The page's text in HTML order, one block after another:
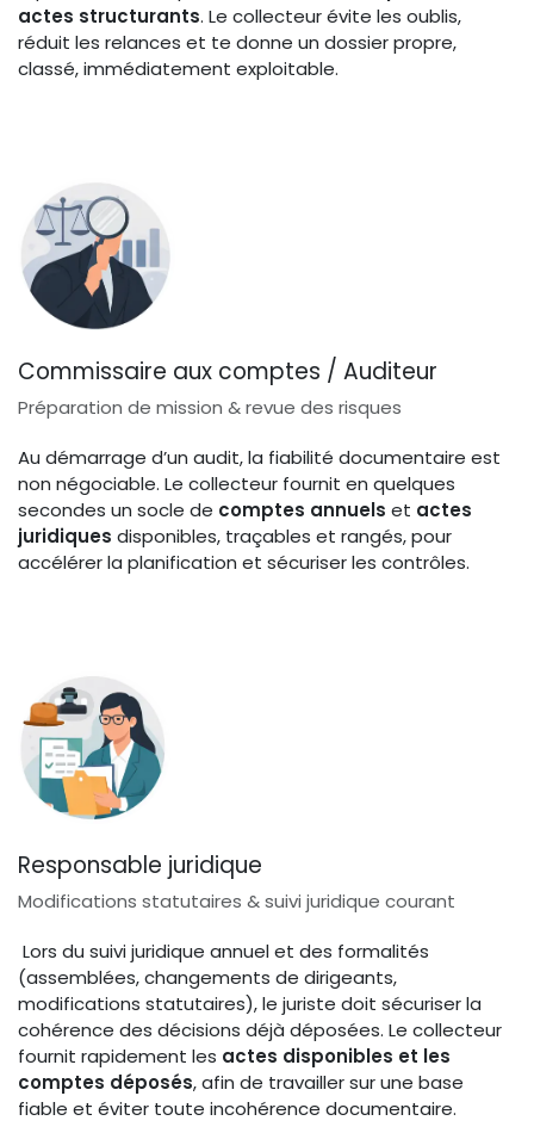
actes structurants. Le collecteur évite les oublis,
réduit les relances et te donne un dossier propre,
classé, immédiatement exploitable.
Commissaire aux comptes / Auditeur
Préparation de mission & revue des risques
Au démarrage d’un audit, la fiabilité documentaire est
non négociable. Le collecteur fournit en quelques
secondes un socle de comptes annuels et actes
juridiques disponibles, traçables et rangés, pour
accélérer la planification et sécuriser les contrôles.
Responsable juridique
Modifications statutaires & suivi juridique courant
Lors du suivi juridique annuel et des formalités
(assemblées, changements de dirigeants,
modifications statutaires), le juriste doit sécuriser la
cohérence des décisions déjà déposées. Le collecteur
fournit rapidement les actes disponibles et les
comptes déposés, afin de travailler sur une base
fiable et éviter toute incohérence documentaire.